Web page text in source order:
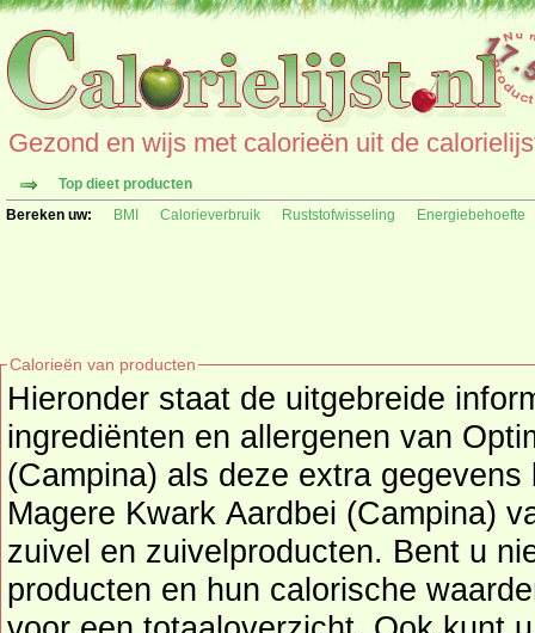
Gezond en wijs met calorieën uit de
Top dieet producten
Bereken uw:
BMI Calorieverbruik Ruststofwisseling Energiebehoefte
Calorieën van producten
Hieronder staat de uitgebreide
ingrediënten en allergenen van Optimel Magere Kwark Aardbei
(Campina) als deze extra
Magere Kwark Aardbei (Campina)
zuivel en zuivelproducten. Bent u nieuwsgierig naar andere
producten en hun calorische waarden ga dan